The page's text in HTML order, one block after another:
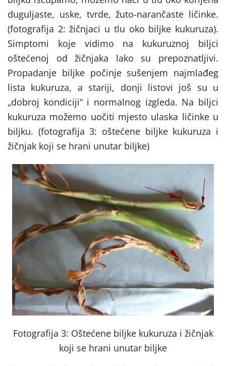
duguljaste, uske, tvrde, žuto-narančaste ličinke.
(fotografija 2: žičnjaci u tlu oko biljke kukuruza).
Simptomi koje vidimo na kukuruznoj biljci
oštećenoj od žičnjaka lako su prepoznatljivi.
Propadanje biljke počinje sušenjem najmlađeg
lista kukuruza, a stariji, donji listovi još su u
„dobroj kondiciji“ i normalnog izgleda. Na biljci
kukuruza možemo uočiti mjesto ulaska ličinke u
biljku. (fotografija 3: oštećene biljke kukuruza i
žičnjak koji se hrani unutar biljke)
Fotografija 3: Oštećene biljke kukuruza i žičnjak
koji se hrani unutar biljke